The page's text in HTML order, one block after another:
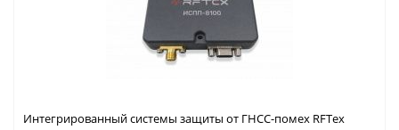
Интегрированный системы защиты от ГНСС-помех RFТех